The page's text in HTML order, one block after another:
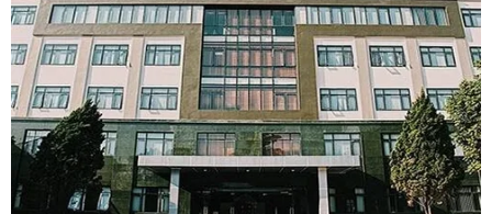
Số trường hợp dương tính với ấu
trùng sán lợn còn tiếp tục tăng
18/03/2019 02:18
Ngoài 209 trường hợp có kết quả dương tính với ấu
trùng sán lợn, bệnh viện cũng phát hiện nhiều trẻ dương